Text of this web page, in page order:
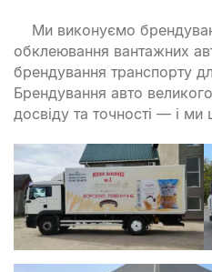
Ми виконуємо
обклеювання вантажних
брендування транспорту
Брендування авто
досвіду та точності — і